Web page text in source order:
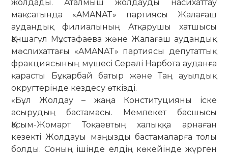
жолдады. Аталмыш жолдауды насихаттау
мақсатында «AMANAT» партиясы Жалағаш
аудандық филиалының Атқарушы хатшысы
Қаншагүл Мұстафаева және Жалағаш аудандық
мәслихаттағы «AMANAT» партиясы депутаттық
фракциясының мүшесі Серәлі Нарбота ауданға
қарасты Бұқарбай батыр және Таң ауылдық
округтерінде кездесу өткізді.
«Бұл Жолдау – жаңа Конституцияны іске
асырудың бастамасы. Мемлекет басшысы
Қасым-Жомарт Тоқаевтың халыққа арнаған
кезекті Жолдауы маңызды бастамаларға толы
болды. Соның ішінде елдің көкейінде жүрген